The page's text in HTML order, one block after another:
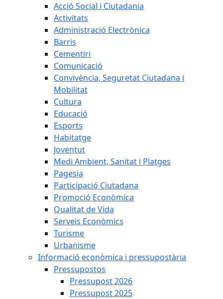
Acció Social i Ciutadania
Activitats
Administració Electrònica
Barris
Cementiri
Comunicació
Convivència, Seguretat Ciutadana i
Mobilitat
Cultura
Educació
Esports
Habitatge
Joventut
Medi Ambient, Sanitat i Platges
Pagesia
Participació Ciutadana
Promoció Econòmica
Qualitat de Vida
Serveis Econòmics
Turisme
Urbanisme
Informació econòmica i pressupostària
Pressupostos
Pressupost 2026
Pressupost 2025